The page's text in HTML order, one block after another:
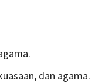
dan agama.